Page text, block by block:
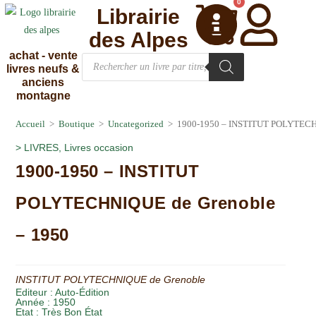
achat - vente
livres neufs &
anciens
montagne
0
Librairie
des Alpes
Accueil > Boutique > Uncategorized > 1900-1950 – INSTITUT
> LIVRES, Livres occasion
1900-1950 – INSTITUT
POLYTECHNIQUE de Grenoble
– 1950
INSTITUT POLYTECHNIQUE de Grenoble
Editeur :Auto-Édition
Année : 1950
Etat :Très Bon État